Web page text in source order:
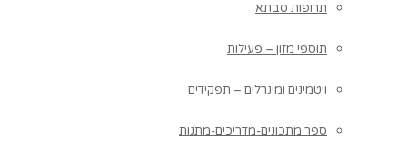
תרופות סבתא
תוספי מזון – פעילות
ויטמינים ומינרלים – תפקידים
ספר מתכונים-מדריכים-מתנות